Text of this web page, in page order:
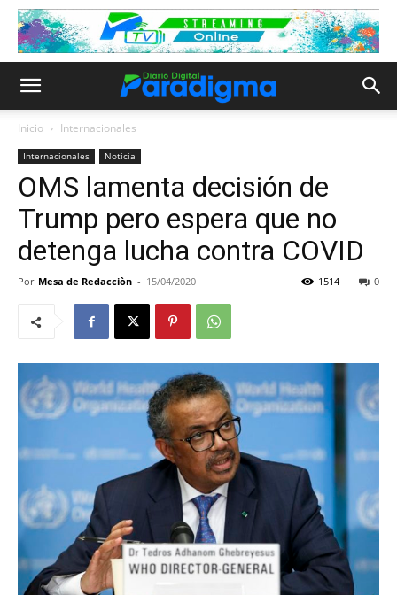
Inicio Internacionales
Internacionales Noticia
OMS lamenta decisión de
Trump pero espera que no
detenga lucha contra COVID
Por Mesa de Redacciòn - 15/04/2020 0
1514